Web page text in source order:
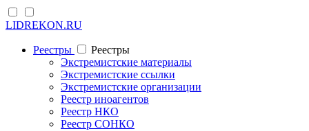
LIDREKON.RU
Реестры
Реестры
Экстремистские материалы
Экстремистские ссылки
Экстремистские организации
Реестр иноагентов
Реестр НКО
Реестр СОНКО